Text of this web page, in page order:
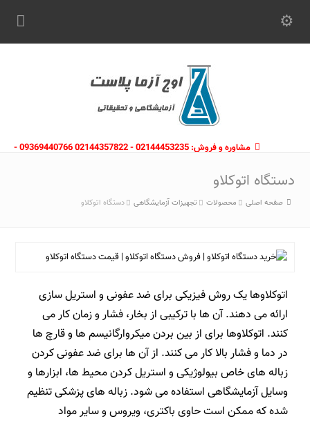
مشاوره و فروش: 02144453235 - 02144357822 09369440766 -
دستگاه اتوکلاو
صفحه اصلی محصولات تجهیزات آزمایشگاهی دستگاه اتوکلاو
اتوکلاوها یک روش فیزیکی برای ضد عفونی و استریل سازی
ارائه می دهند. آن ها با ترکیبی از بخار، فشار و زمان کار می
کنند. اتوکلاوها برای از بین بردن میکروارگانیسم ها و قارچ ها
در دما و فشار بالا کار می کنند. از آن ها برای ضد عفونی کردن
زباله های خاص بیولوژیکی و استریل کردن محیط ها، ابزارها و
وسایل آزمایشگاهی استفاده می شود. زباله های پزشکی تنظیم
شده که ممکن است حاوی باکتری، ویروس و سایر مواد